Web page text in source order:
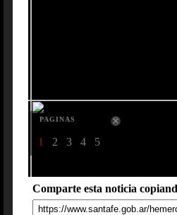
PAGINAS
1 2 3 4 5
Comparte esta noticia